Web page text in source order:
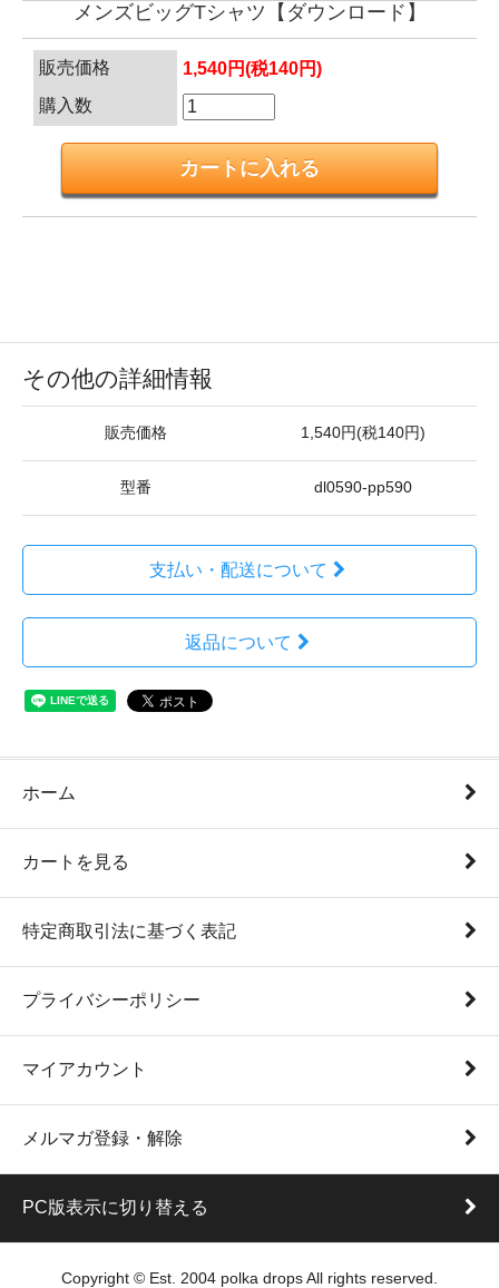
メンズビッグTシャツ【ダウンロード】
販売価格
1,540円(税140円)
購入数
その他の詳細情報
販売価格 1,540円(税140円)
型番 dl0590-pp590
支払い・配送について
返品について
ホーム
カートを見る
特定商取引法に基づく表記
プライバシーポリシー
マイアカウント
メルマガ登録・解除
PC版表示に切り替える
Copyright © Est. 2004 polka drops All rights reserved.